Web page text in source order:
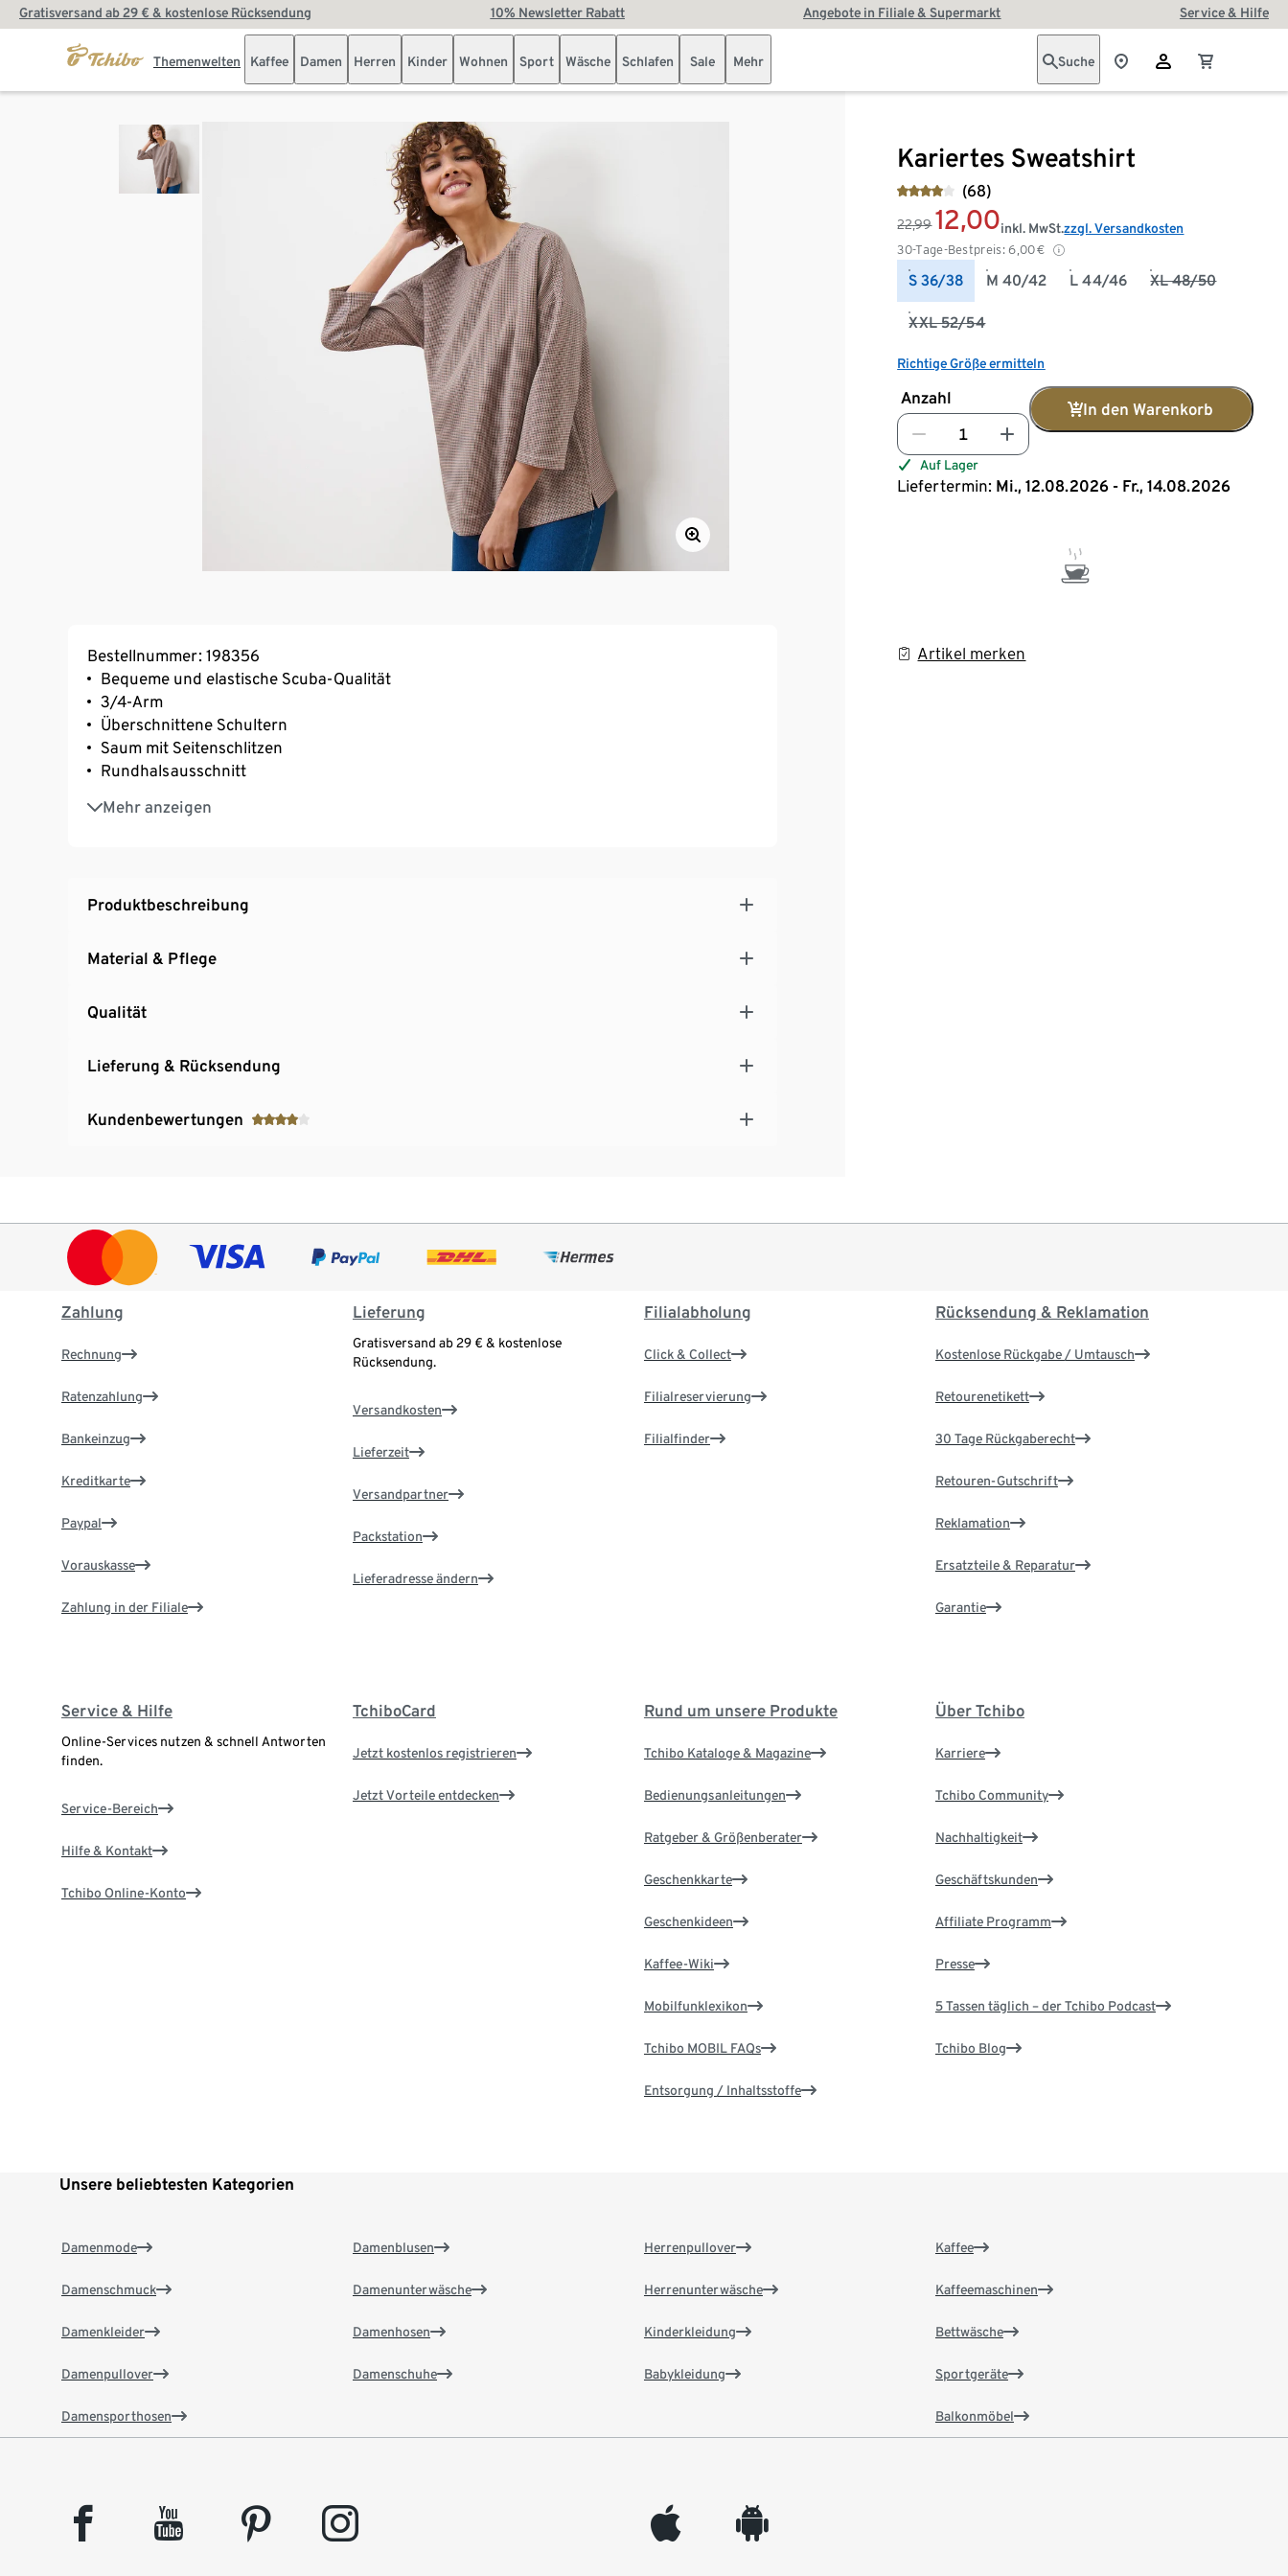
Gratisversand ab 29 € & kostenlose Rücksendung 10% Newsletter Rabatt Angebote in Filiale & Supermarkt Service & Hilfe
Themenwelten Kaffee Damen Herren Kinder Wohnen Sport Wäsche Schlafen Sale Mehr Suche
Kariertes Sweatshirt
(68)
22,99 12,00
30-Tage-Bestpreis: 6,00€
inkl. MwSt.zzgl. Versandkosten
S 36/38 M 40/42 L 44/46 XL 48/50
XXL 52/54
Richtige Größe ermitteln
Anzahl
In den Warenkorb
Auf Lager
Liefertermin: Mi., 12.08.2026 - Fr., 14.08.2026
Artikel merken
Bestellnummer: 198356
Bequeme und elastische Scuba-Qualität
3/4-Arm
Überschnittene Schultern
Saum mit Seitenschlitzen
Rundhalsausschnitt
Mehr anzeigen
Mit Elasthan: formbeständig, perfekter Sitz, hoher Tragekomfort
Produktbeschreibung
Material & Pflege
Qualität
Lieferung & Rücksendung
Kundenbewertungen
Zahlung
Rechnung
Ratenzahlung
Bankeinzug
Kreditkarte
Paypal
Vorauskasse
Zahlung in der Filiale
Lieferung
Gratisversand ab 29 € & kostenlose
Rücksendung.
Versandkosten
Lieferzeit
Versandpartner
Packstation
Lieferadresse ändern
Filialabholung
Click & Collect
Filialreservierung
Filialfinder
Rücksendung & Reklamation
Kostenlose Rückgabe / Umtausch
Retourenetikett
30 Tage Rückgaberecht
Retouren-Gutschrift
Reklamation
Ersatzteile & Reparatur
Garantie
Service & Hilfe
Online-Services nutzen & schnell Antworten
finden.
Service-Bereich
Hilfe & Kontakt
Tchibo Online-Konto
TchiboCard
Jetzt kostenlos registrieren
Jetzt Vorteile entdecken
Rund um unsere Produkte
Tchibo Kataloge & Magazine
Bedienungsanleitungen
Ratgeber & Größenberater
Geschenkkarte
Geschenkideen
Kaffee-Wiki
Mobilfunklexikon
Tchibo MOBIL FAQs
Entsorgung / Inhaltsstoffe
Über Tchibo
Karriere
Tchibo Community
Nachhaltigkeit
Geschäftskunden
Affiliate Programm
Presse
5 Tassen täglich – der Tchibo Podcast
Tchibo Blog
Unsere beliebtesten Kategorien
Damenmode
Damenschmuck
Damenkleider
Damenpullover
Damensporthosen
Damenblusen
Damenunterwäsche
Damenhosen
Damenschuhe
Herrenpullover
Herrenunterwäsche
Kinderkleidung
Babykleidung
Kaffee
Kaffeemaschinen
Bettwäsche
Sportgeräte
Balkonmöbel
facebook youtube pinterest instagram appleinc android